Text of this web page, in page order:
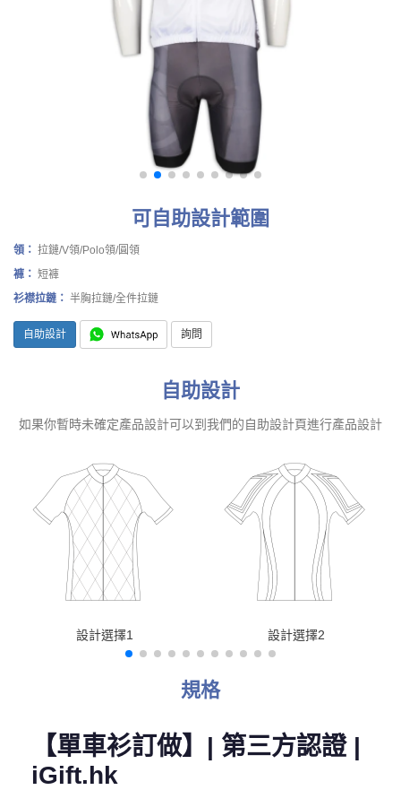
可自助設計範圍
領： 拉鏈/V領/Polo領/圓領
褲： 短褲
衫襟拉鏈： 半胸拉鏈/全件拉鏈
自助設計 詢問
自助設計
如果你暫時未確定產品設計可以到我們的自助設計頁進行產品設計
設計選擇1 設計選擇2
規格
【單車衫訂做】| 第三方認證 |
iGift.hk